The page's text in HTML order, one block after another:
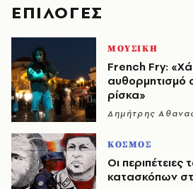
EΠΙΛΟΓΈΣ
ΜΟΥΣΙΚΗ
French Fry:
αυθορμητισμό
ρίσκα»
Δημήτρης
ΚΟΣΜΟΣ
Οι
κατασκόπων